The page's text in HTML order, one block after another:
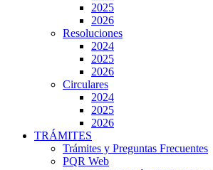
2025
2026
Resoluciones
2024
2025
2026
Circulares
2024
2025
2026
TRÁMITES
Trámites y Preguntas Frecuentes
PQR Web